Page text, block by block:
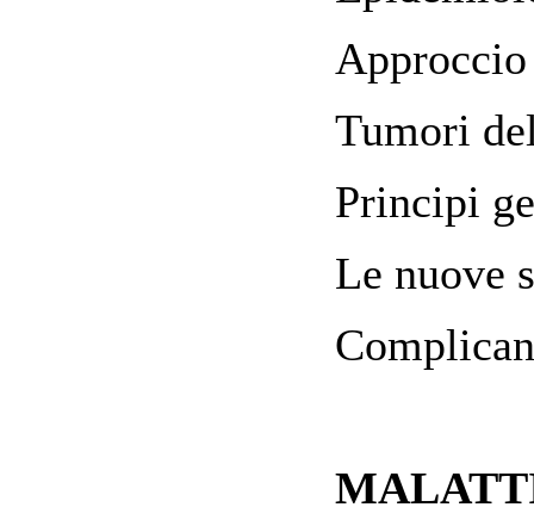
Tumori
Principi
Le nuove